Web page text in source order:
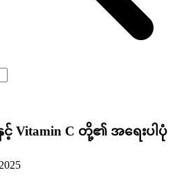
နှင့် Vitamin C တို့၏ အရေးပါပုံ